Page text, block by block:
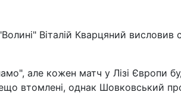
Віталій Кварцяний
але кожен матч у Лізі Європи
втомлені, однак Шовковський